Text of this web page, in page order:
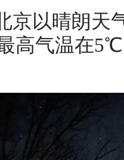
京以晴朗天
高气温在